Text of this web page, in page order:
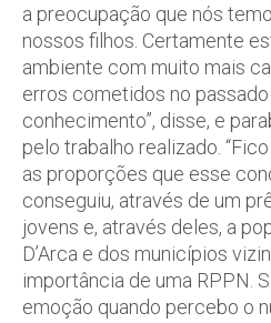
a preocupação que nós
nossos filhos. Certamente
ambiente com muito mais
erros cometidos no
conhecimento”, disse, e
pelo trabalho realizado.
as proporções que esse
conseguiu, através de um
jovens e, através deles, a
D’Arca e dos municípios
importância de uma RPPN.
emoção quando percebo o